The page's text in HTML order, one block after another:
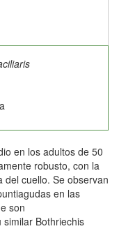
en los adultos de 50
robusto, con la
del cuello. Se observan
en las
son
Bothriechis